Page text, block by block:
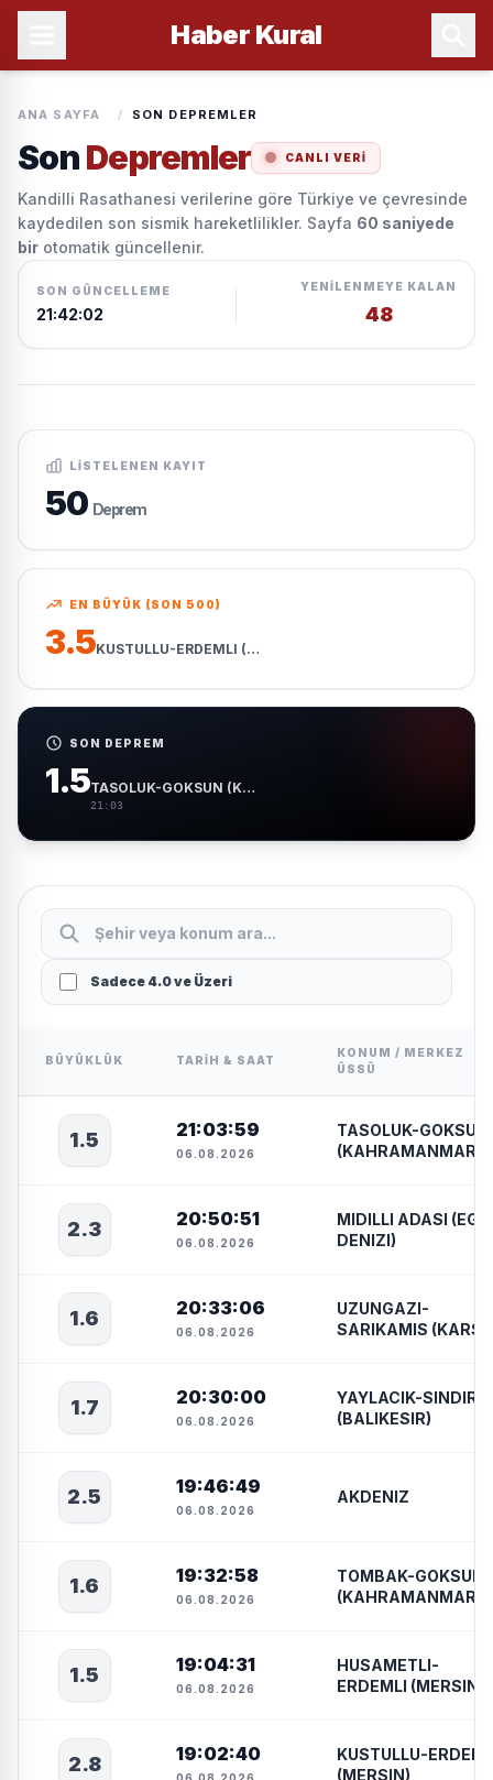
Haber Kural
ANA SAYFA / SON DEPREMLER
SonDepremler CANLI VERI
Kandilli Rasathanesi verilerine göre Türkiye ve çevresinde
kaydedilen son sismik hareketlilikler. Sayfa 60 saniyede
bir otomatik güncellenir.
SON GÜNCELLEME
21:42:02
YENILENMEYE KALAN
47
LISTELENEN KAYIT
50 Deprem
EN BÜYÜK (SON 500)
3.5 KUSTULLU-ERDEMLI (MERSIN)
SON DEPREM
1.5 TASOLUK-GOKSUN (KAHRAMANMARAS)
21:03
Sadece 4.0 ve Üzeri
BÜYÜKLÜK TARIH & SAAT
KONUM / MERKEZ
ÜSSÜ
1.5 21:03:59
06.08.2026
TASOLUK-GOKSUN
2.3 20:50:51
06.08.2026
MIDILLI ADASI (EGE
DENIZI)
1.6 20:33:06
06.08.2026
UZUNGAZI-
SARIKAMIS (KARS)
1.7 20:30:00
06.08.2026
YAYLACIK-SINDIRGI
(BALIKESIR)
2.5 19:46:49
06.08.2026
AKDENIZ
1.6 19:32:58
06.08.2026
TOMBAK-GOKSUN
1.5 19:04:31
06.08.2026
HUSAMETLI-
ERDEMLI (MERSIN)
2.8 19:02:40
KUSTULLU-
(MERSIN)